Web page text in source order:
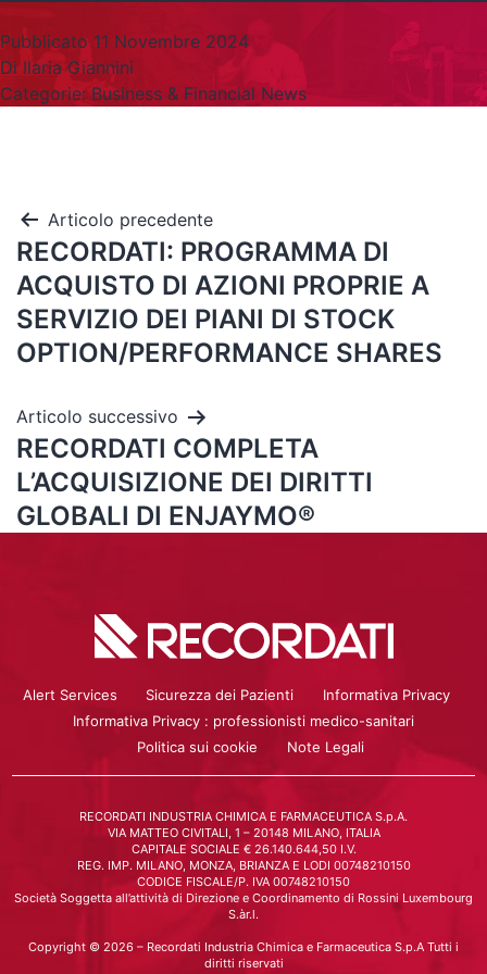
Pubblicato 11 Novembre 2024
Di Ilaria Giannini
Categorie:Business & Financial News
Articolo precedente
RECORDATI: PROGRAMMA DI
ACQUISTO DI AZIONI PROPRIE A
SERVIZIO DEI PIANI DI STOCK
OPTION/PERFORMANCE SHARES
Articolo successivo
RECORDATI COMPLETA
L’ACQUISIZIONE DEI DIRITTI
GLOBALI DI ENJAYMO®
Alert Services Sicurezza dei Pazienti
Informativa Privacy
Informativa Privacy : professionisti medico-sanitari
Politica sui cookie
Note Legali
RECORDATI INDUSTRIA CHIMICA E FARMACEUTICA S.p.A.
VIA MATTEO CIVITALI, 1 – 20148 MILANO, ITALIA
CAPITALE SOCIALE € 26.140.644,50 I.V.
REG. IMP. MILANO, MONZA, BRIANZA E LODI 00748210150
CODICE FISCALE/P. IVA 00748210150
Società Soggetta all’attività di Direzione e Coordinamento di Rossini Luxembourg
S.àr.l.
Copyright © 2026 – Recordati Industria Chimica e Farmaceutica S.p.A Tutti i
diritti riservati